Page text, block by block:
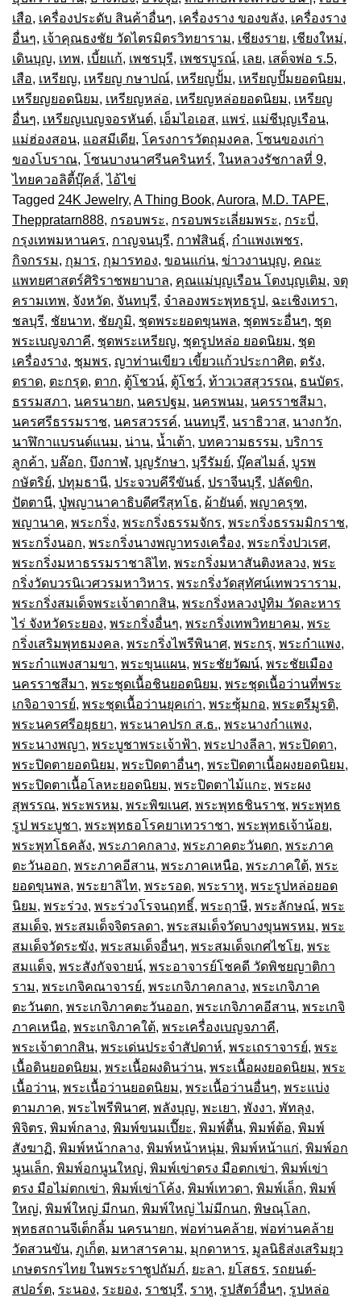
เสือ, เครื่องประดับ สินค้าอื่นๆ, เครื่องราง ของขลัง, เครื่องราง
อื่นๆ, เจ้าคุณธงชัย วัดไตรมิตรวิทยาราม, เชียงราย, เชียงใหม่,
เดินบุญ, เทพ, เบี้ยแก้, เพชรบุรี, เพชรบูรณ์, เลย, เสด็จพ่อ ร.5,
เสือ, เหรียญ, เหรียญ กษาปณ์, เหรียญปั้ม, เหรียญปั๊มยอดนิยม,
เหรียญยอดนิยม, เหรียญหล่อ, เหรียญหล่อยอดนิยม, เหรียญ
อื่นๆ, เหรียญเบญจอรหันต์, เอ็มไอเอส, แพร่, แม่ชีบุญเรือน,
แม่ฮ่องสอน, แอสมีเดีย, โครงการวัตถุมงคล, โซนของเก่า
ของโบราณ, โซนบางนาศรีนครินทร์, ในหลวงรัชกาลที่ 9,
ไทยควอลิตี้บุ๊คส์,ไอ้ไข่
Tagged 24K Jewelry, A Thing Book, Aurora, M.D. TAPE,
Theppratarn888, กรอบพระ, กรอบพระเลี่ยมพระ, กระบี่,
กรุงเทพมหานคร, กาญจนบุรี, กาฬสินธุ์, กำแพงเพชร,
กิจกรรม, กุมาร, กุมารทอง, ขอนแก่น, ข่าวงานบุญ, คณะ
แพทยศาสตร์ศิริราชพยาบาล, คุณแม่บุญเรือน โตงบุญเติม, จตุ
ครามเทพ, จังหวัด, จันทบุรี, จำลองพระพุทธรูป, ฉะเชิงเทรา,
ชลบุรี, ชัยนาท, ชัยภูมิ, ชุดพระยอดขุนพล, ชุดพระอื่นๆ, ชุด
พระเบญจภาคี, ชุดพระเหรียญ, ชุดรูปหล่อ ยอดนิยม, ชุด
เครื่องราง, ชุมพร, ญาท่านเขียว เขี้ยวแก้วประกาศิต, ตรัง,
ตราด, ตะกรุด, ตาก, ตู้โชวน์, ตู้โชว์, ท้าวเวสสุวรรณ, ธนบัตร,
ธรรมสภา, นครนายก, นครปฐม, นครพนม, นครราชสีมา,
นครศรีธรรมราช, นครสวรรค์, นนทบุรี, นราธิวาส, นางกวัก,
นาฬิกาแบรนด์แนม, น่าน, น้ำเต้า, บทความธรรม, บริการ
ลูกค้า, บล๊อก, บึงกาฬ, บุญรักษา, บุรีรัมย์, บุ๊คสไมล์, บูรพ
กษัตริย์, ปทุมธานี, ประจวบคีรีขันธ์, ปราจีนบุรี, ปลัดขิก,
ปัตตานี, ปู่พญานาคาธิบดีศรีสุทโธ, ผ้ายันต์, พญาครุฑ,
พญานาค, พระกริ่ง, พระกริ่งธรรมจักร, พระกริ่งธรรมมิกราช,
พระกริ่งนอก, พระกริ่งนางพญาทรงเครื่อง, พระกริ่งปวเรศ,
พระกริ่งมหาธรรมราชาลิไท, พระกริ่งมหาสันติงหลวง, พระ
กริ่งวัดบวรนิเวศวรมหาวิหาร, พระกริ่งวัดสุทัศน์เทพวราราม,
พระกริ่งสมเด็จพระเจ้าตากสิน, พระกริ่งหลวงปู่ทิม วัดละหาร
ไร่ จังหวัดระยอง, พระกริ่งอื่นๆ, พระกริ่งเทพวิทยาคม, พระ
กริ่งเสริมพุทธมงคล, พระกริ่งไพรีพินาศ, พระกรุ, พระกำแพง,
พระกำแพงสามขา, พระขุนแผน, พระชัยวัฒน์, พระชัยเมือง
นครราชสีมา, พระชุดเนื้อชินยอดนิยม, พระชุดเนื้อว่านที่พระ
เกจิอาจารย์, พระชุดเนื้อว่านยุคเก่า, พระซุ้มกอ, พระตรีมูรติ,
พระนครศรีอยุธยา, พระนาคปรก ส.ธ., พระนางกำแพง,
พระนางพญา, พระบูชาพระเจ้าฟ้า, พระปางลีลา, พระปิดตา,
พระปิดตายอดนิยม, พระปิดตาอื่นๆ, พระปิดตาเนื้อผงยอดนิยม,
พระปิดตาเนื้อโลหะยอดนิยม, พระปิดตาไม้แกะ, พระผง
สุพรรณ, พระพรหม, พระพิฆเนศ, พระพุทธชินราช, พระพุทธ
รูป พระบูชา, พระพุทธอโรคยาเทวราชา, พระพุทธเจ้าน้อย,
พระพุทโธคลัง, พระภาคกลาง, พระภาคตะวันตก, พระภาค
ตะวันออก, พระภาคอีสาน, พระภาคเหนือ, พระภาคใต้, พระ
ยอดขุนพล, พระยาลิไท, พระรอด, พระราหู, พระรูปหล่อยอด
นิยม, พระร่วง, พระร่วงโรจนฤทธิ์, พระฤาษี, พระลักษณ์, พระ
สมเด็จ, พระสมเด็จจิตรลดา, พระสมเด็จวัดบางขุนพรหม, พระ
สมเด็จวัดระฆัง, พระสมเด็จอื่นๆ, พระสมเด็จเกศไชโย, พระ
สมเเด็จ, พระสังกัจจายน์, พระอาจารย์โชคดี วัดพิชยญาติกา
ราม, พระเกจิคณาจารย์, พระเกจิภาคกลาง, พระเกจิภาค
ตะวันตก, พระเกจิภาคตะวันออก, พระเกจิภาคอีสาน, พระเกจิ
ภาคเหนือ, พระเกจิภาคใต้, พระเครื่องเบญจภาคี,
พระเจ้าตากสิน, พระเด่นประจำสัปดาห์, พระเถราจารย์, พระ
เนื้อดินยอดนิยม, พระเนื้อผงดินว่าน, พระเนื้อผงยอดนิยม, พระ
เนื้อว่าน, พระเนื้อว่านยอดนิยม, พระเนื้อว่านอื่นๆ, พระแบ่ง
ตามภาค, พระไพรีพินาศ, พลังบุญ, พะเยา, พังงา, พัทลุง,
พิจิตร, พิมพ์กลาง, พิมพ์ขนมเปี๊ยะ, พิมพ์ตื้น, พิมพ์ต้อ, พิมพ์
สังฆาฏิ, พิมพ์หน้ากลาง, พิมพ์หน้าหนุ่ม, พิมพ์หน้าแก่, พิมพ์อก
นูนเล็ก, พิมพ์อกนูนใหญ่, พิมพ์เข่าตรง มือตกเข่า, พิมพ์เข่า
ตรง มือไม่ตกเข่า, พิมพ์เข่าโค้ง, พิมพ์เทวดา, พิมพ์เล็ก, พิมพ์
ใหญ่, พิมพ์ใหญ่ มีกนก, พิมพ์ใหญ่ ไม่มีกนก, พิษณุโลก,
พุทธสถานจีเต็กลิ้ม นครนายก, พ่อท่านคล้าย, พ่อท่านคล้าย
วัดสวนขัน, ภูเก็ต, มหาสารคาม, มุกดาหาร, มูลนิธิส่งเสริมยุว
เกษตรกรไทย ในพระราชูปถัมภ์, ยะลา, ยโสธร, รถยนต์-
สปอร์ต, ระนอง, ระยอง, ราชบุรี, ราหู, รูปสัตว์อื่นๆ, รูปหล่อ